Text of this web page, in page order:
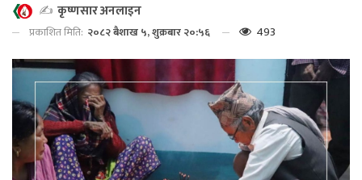
✍️ कृष्णसार अनलाइन
प्रकाशित मिति: २०८२ बैशाख ५, शुक्रबार २०:५६ 493